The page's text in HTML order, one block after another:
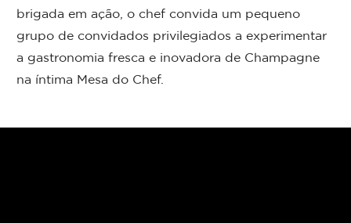
brigada em ação, o chef convida um pequeno
grupo de convidados privilegiados a experimentar
a gastronomia fresca e inovadora de Champagne
na íntima Mesa do Chef.